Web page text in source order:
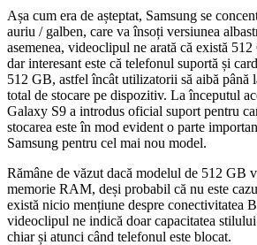
Așa cum era de așteptat, Samsung se
auriu / galben, care va însoți versiunea
asemenea, videoclipul ne arată că există
dar interesant este că telefonul suportă și
512 GB, astfel încât utilizatorii să aibă până
total de stocare pe dispozitiv. La începutul
Galaxy S9 a introdus oficial suport pentru
stocarea este în mod evident o parte
Samsung pentru cel mai nou model.
Rămâne de văzut dacă modelul de 512 GB
memorie RAM, deși probabil că nu este
există nicio mențiune despre conectivitatea
videoclipul ne indică doar capacitatea
chiar și atunci când telefonul este blocat.